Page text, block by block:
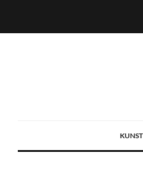
KUNST